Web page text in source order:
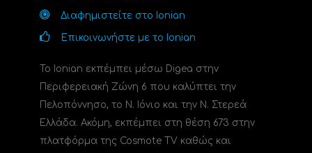
Διαφημιστείτε στο Ionian
Επικοινωνήστε με το Ionian
Το Ionian εκπέμπει μέσω Digea στην
Περιφερειακή Ζώνη 6 που καλύπτει την
Πελοπόννησο, το N. Ιόνιο και την Ν. Στερεά
Ελλάδα. Ακόμη, εκπέμπει στη θέση 673 στην
πλατφόρμα της Cosmote TV καθώς και